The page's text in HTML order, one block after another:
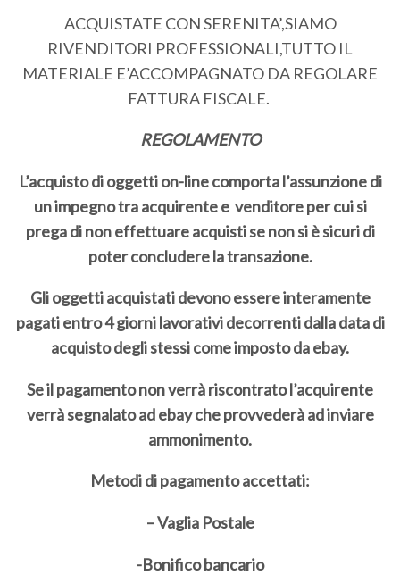
ACQUISTATE CON SERENITA’,SIAMO
RIVENDITORI PROFESSIONALI,TUTTO IL
MATERIALE E’ACCOMPAGNATO DA REGOLARE
FATTURA FISCALE.
REGOLAMENTO
L’acquisto di oggetti on-line comporta l’assunzione di
un impegno tra acquirente e venditore per cui si
prega di non effettuare acquisti se non si è sicuri di
poter concludere la transazione.
Gli oggetti acquistati devono essere interamente
pagati entro 4 giorni lavorativi decorrenti dalla data di
acquisto degli stessi come imposto da ebay.
Se il pagamento non verrà riscontrato l’acquirente
verrà segnalato ad ebay che provvederà ad inviare
ammonimento.
Metodi di pagamento accettati:
– Vaglia Postale
-Bonifico bancario